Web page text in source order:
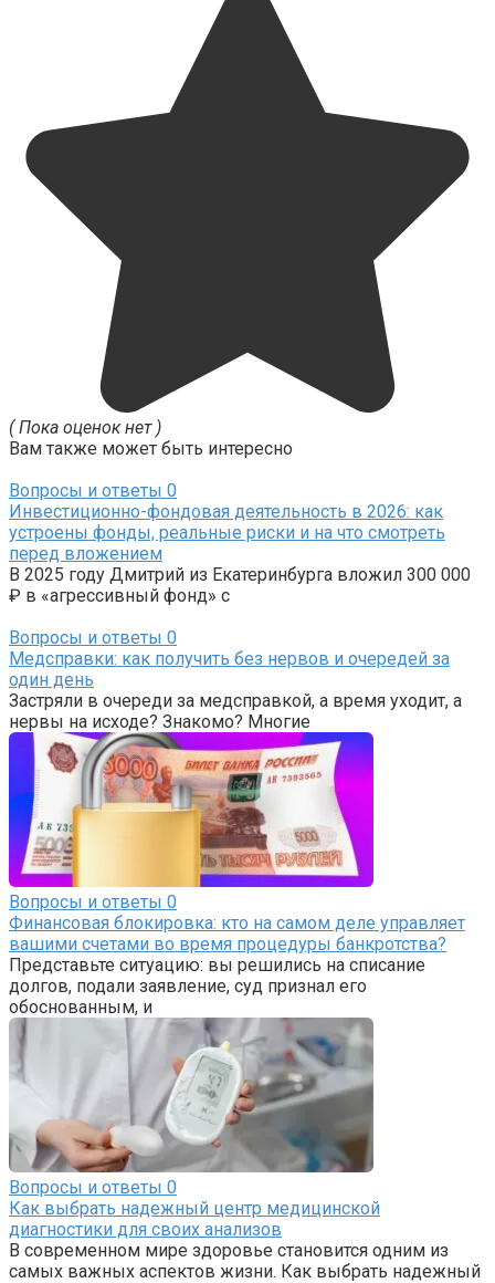
( Пока оценок нет )
Вам также может быть интересно
Вопросы и ответы 0
Инвестиционно-фондовая деятельность в 2026: как
устроены фонды, реальные риски и на что смотреть
перед вложением
В 2025 году Дмитрий из Екатеринбурга вложил 300 000
₽ в «агрессивный фонд» с
Вопросы и ответы 0
Медсправки: как получить без нервов и очередей за
один день
Застряли в очереди за медсправкой, а время уходит, а
нервы на исходе? Знакомо? Многие
Вопросы и ответы 0
Финансовая блокировка: кто на самом деле управляет
вашими счетами во время процедуры банкротства?
Представьте ситуацию: вы решились на списание
долгов, подали заявление, суд признал его
обоснованным, и
Вопросы и ответы 0
Как выбрать надежный центр медицинской
диагностики для своих анализов
В современном мире здоровье становится одним из
самых важных аспектов жизни. Как выбрать надежный